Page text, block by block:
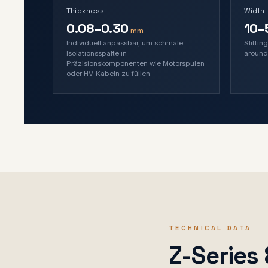
Thickness
0.08–0.30 mm
Individuell anpassbar, um schmale
Isolationsspalte in
Präzisionskomponenten wie Motorspulen
oder HV-Kabeln zu füllen.
Width
TECHNICAL DATA
Z-Series